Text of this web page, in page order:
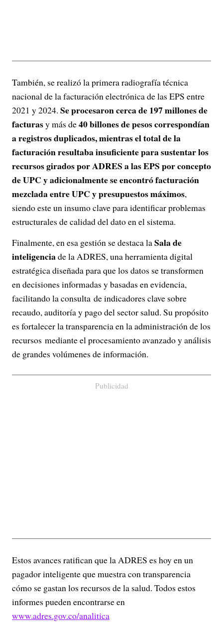
También, se realizó la primera radiografía técnica
nacional de la facturación electrónica de las EPS entre
2021 y 2024. Se procesaron cerca de 197 millones de
facturasy más de40 billones de pesos correspondían
a registros duplicados, mientras el total de la
facturación resultaba insuficiente para sustentar los
recursos girados por ADRES a las EPS por concepto
de UPC y adicionalmente se encontró facturación
mezclada entre UPC y presupuestos máximos,
siendo este un insumo clave para identificar problemas
estructurales de calidad del dato en el sistema.
Finalmente, en esa gestión se destaca laSala de
inteligenciade la ADRES, una herramienta digital
estratégica diseñada para que los datos se transformen
en decisiones informadas y basadas en evidencia,
facilitando la consulta de indicadores clave sobre
recaudo, auditoría y pago del sector salud. Su propósito
es fortalecer la transparencia en la administración de los
recursos mediante el procesamiento avanzado y análisis
de grandes volúmenes de información.
Publicidad
Estos avances ratifican que la ADRES es hoy en un
pagador inteligente que muestra con transparencia
cómo se gastan los recursos de la salud. Todos estos
informes pueden encontrarse en
www.adres.gov.co/analitica